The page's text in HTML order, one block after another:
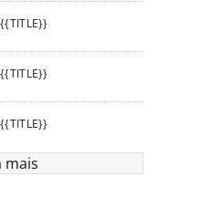
{{TITLE}}
{{TITLE}}
{{TITLE}}
mais